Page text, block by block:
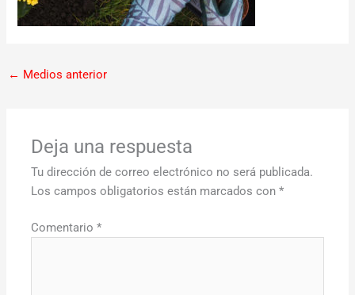
← Medios anterior
Deja una respuesta
Tu dirección de correo electrónico no será publicada.
Los campos obligatorios están marcados con*
Comentario*